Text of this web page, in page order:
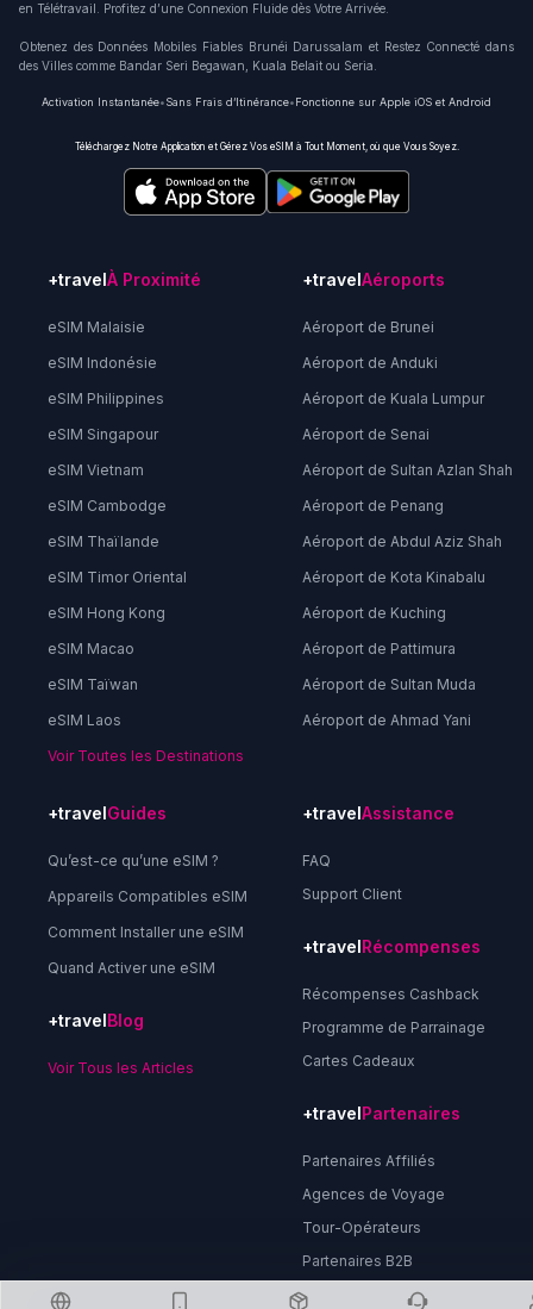
en Télétravail. Profitez d’une Connexion Fluide dès Votre Arrivée.
Obtenez des Données Mobiles Fiables Brunéi Darussalam et Restez Connecté dans
des Villes comme Bandar Seri Begawan, Kuala Belait ou Seria.
Activation Instantanée•Sans Frais d’Itinérance•Fonctionne sur Apple iOS et Android
Téléchargez Notre Application et Gérez Vos eSIM à Tout Moment, où que Vous Soyez.
+travelÀ Proximité
eSIM Malaisie
eSIM Indonésie
eSIM Philippines
eSIM Singapour
eSIM Vietnam
eSIM Cambodge
eSIM Thaïlande
eSIM Timor Oriental
eSIM Hong Kong
eSIM Macao
eSIM Taïwan
eSIM Laos
Voir Toutes les Destinations
+travelAéroports
Aéroport de Brunei
Aéroport de Anduki
Aéroport de Kuala Lumpur
Aéroport de Senai
Aéroport de Sultan Azlan Shah
Aéroport de Penang
Aéroport de Abdul Aziz Shah
Aéroport de Kota Kinabalu
Aéroport de Kuching
Aéroport de Pattimura
Aéroport de Sultan Muda
Aéroport de Ahmad Yani
+travelGuides
Qu’est-ce qu’une eSIM ?
Appareils Compatibles eSIM
Comment Installer une eSIM
Quand Activer une eSIM
+travelBlog
Voir Tous les Articles
+travelAssistance
FAQ
Support Client
+travelRécompenses
Récompenses Cashback
Programme de Parrainage
Cartes Cadeaux
+travelPartenaires
Partenaires Affiliés
Agences de Voyage
Tour-Opérateurs
Partenaires B2B